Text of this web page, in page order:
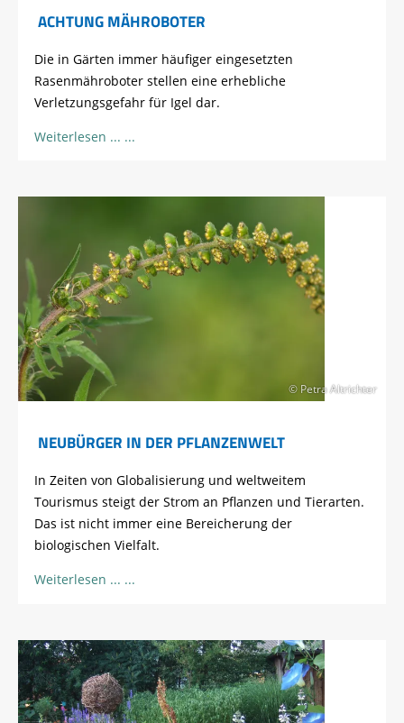
ACHTUNG MÄHROBOTER
Die in Gärten immer häufiger eingesetzten
Rasenmähroboter stellen eine erhebliche
Verletzungsgefahr für Igel dar.
Weiterlesen ...
© Petra Altrichter
NEUBÜRGER IN DER PFLANZENWELT
In Zeiten von Globalisierung und weltweitem
Tourismus steigt der Strom an Pflanzen und Tierarten.
Das ist nicht immer eine Bereicherung der
biologischen Vielfalt.
Weiterlesen ...